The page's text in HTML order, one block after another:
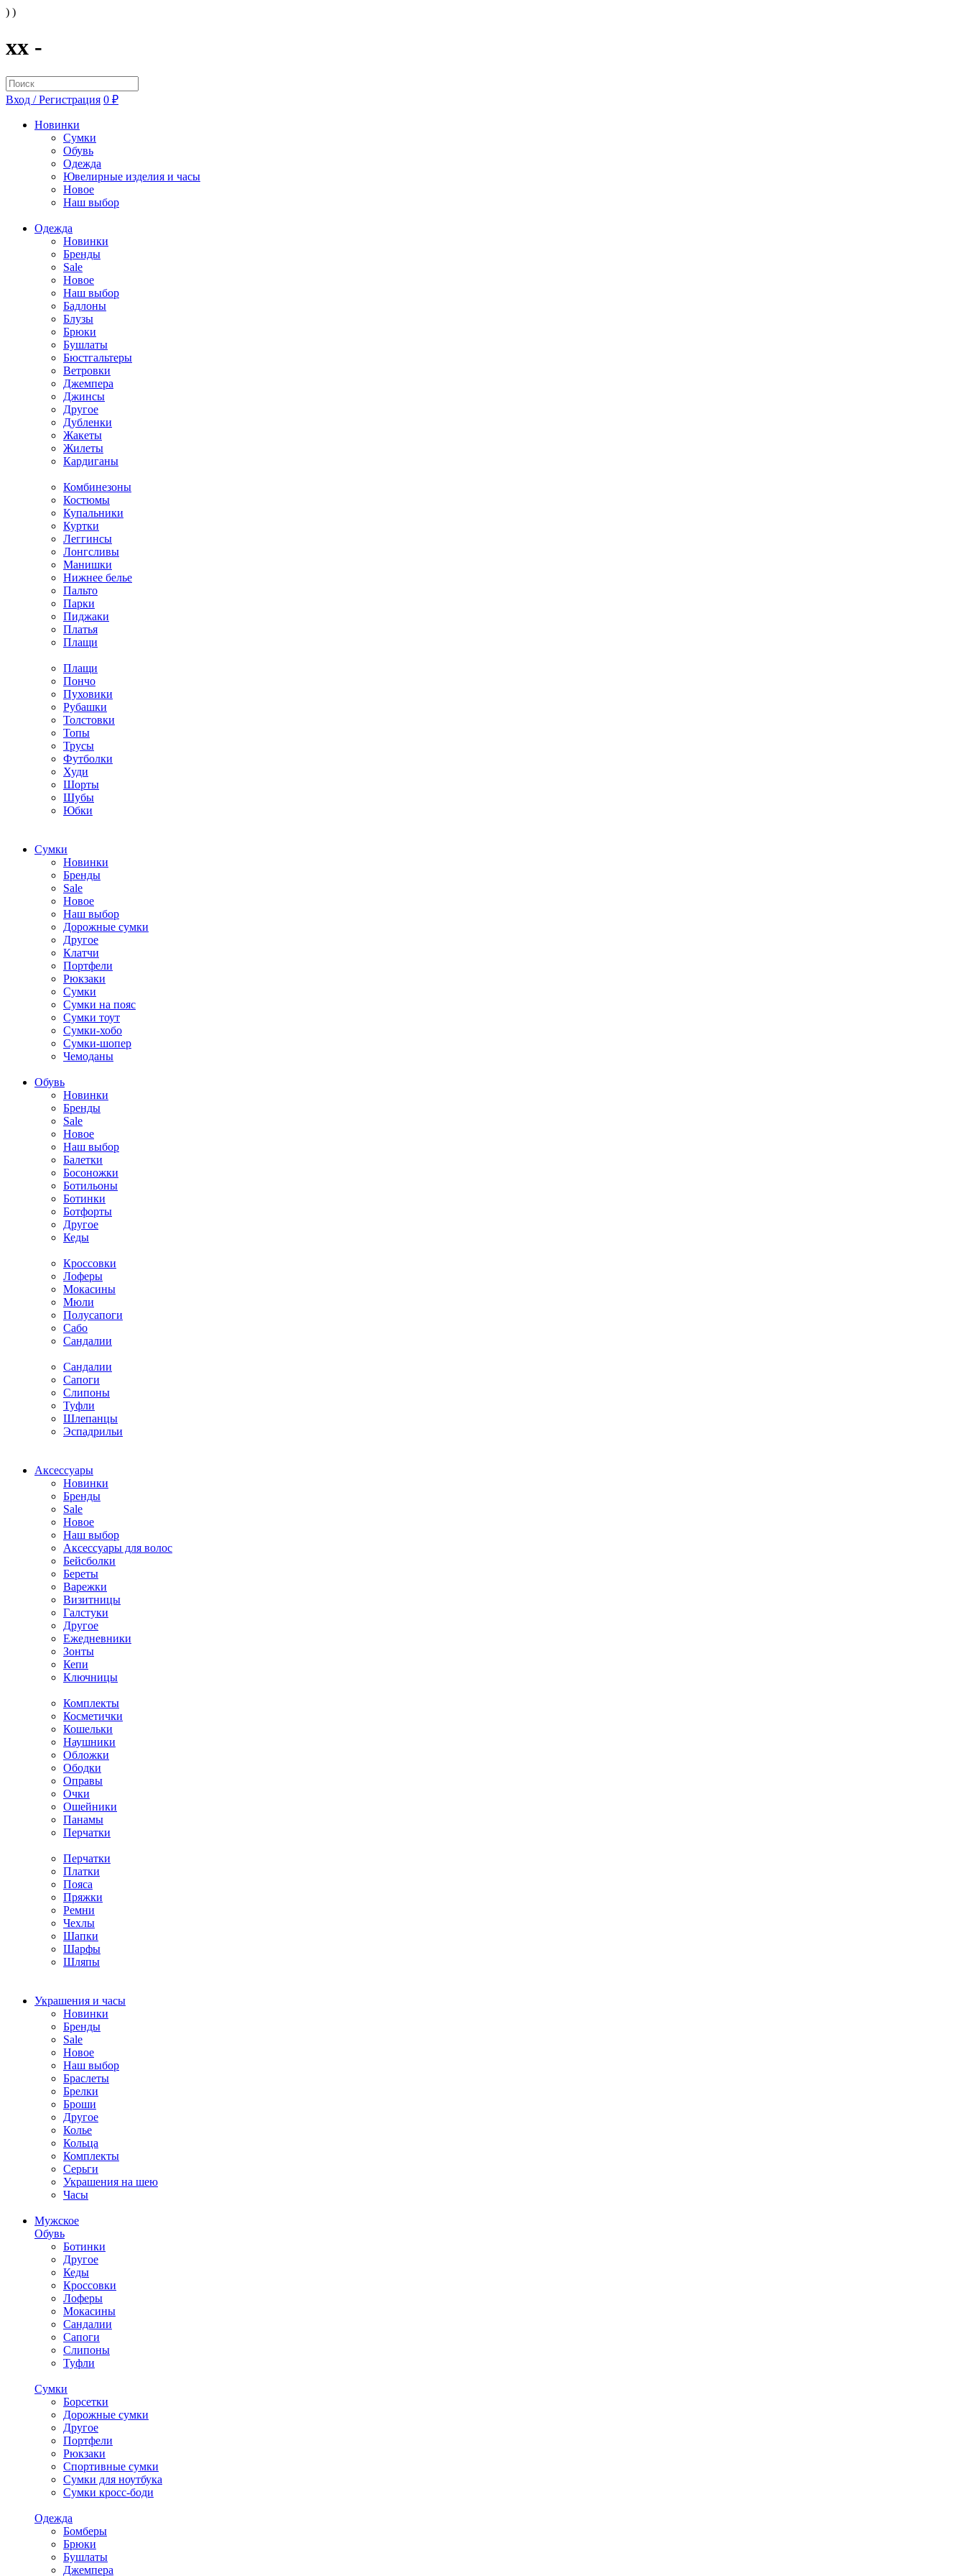
) )
xx -
Вход / Регистрация 0 ₽
Новинки
Сумки
Обувь
Одежда
Ювелирные изделия и часы
Новое
Наш выбор
Одежда
Новинки
Бренды
Sale
Новое
Наш выбор
Бадлоны
Блузы
Брюки
Бушлаты
Бюстгальтеры
Ветровки
Джемпера
Джинсы
Другое
Дубленки
Жакеты
Жилеты
Кардиганы
Комбинезоны
Костюмы
Купальники
Куртки
Леггинсы
Лонгсливы
Манишки
Нижнее белье
Пальто
Парки
Пиджаки
Платья
Плащи
Плащи
Пончо
Пуховики
Рубашки
Толстовки
Топы
Трусы
Футболки
Худи
Шорты
Шубы
Юбки
Cумки
Новинки
Бренды
Sale
Новое
Наш выбор
Дорожные сумки
Другое
Клатчи
Портфели
Рюкзаки
Сумки
Сумки на пояс
Сумки тоут
Сумки-хобо
Сумки-шопер
Чемоданы
Обувь
Новинки
Бренды
Sale
Новое
Наш выбор
Балетки
Босоножки
Ботильоны
Ботинки
Ботфорты
Другое
Кеды
Кроссовки
Лоферы
Мокасины
Мюли
Полусапоги
Сабо
Сандалии
Сандалии
Сапоги
Слипоны
Туфли
Шлепанцы
Эспадрильи
Аксессуары
Новинки
Бренды
Sale
Новое
Наш выбор
Аксессуары для волос
Бейсболки
Береты
Варежки
Визитницы
Галстуки
Другое
Ежедневники
Зонты
Кепи
Ключницы
Комплекты
Косметички
Кошельки
Наушники
Обложки
Ободки
Оправы
Очки
Ошейники
Панамы
Перчатки
Перчатки
Платки
Пояса
Пряжки
Ремни
Чехлы
Шапки
Шарфы
Шляпы
Украшения и часы
Новинки
Бренды
Sale
Новое
Наш выбор
Браслеты
Брелки
Броши
Другое
Колье
Кольца
Комплекты
Серьги
Украшения на шею
Часы
Мужское
Обувь
Ботинки
Другое
Кеды
Кроссовки
Лоферы
Мокасины
Сандалии
Сапоги
Слипоны
Туфли
Сумки
Борсетки
Дорожные сумки
Другое
Портфели
Рюкзаки
Спортивные сумки
Сумки для ноутбука
Сумки кросс-боди
Одежда
Бомберы
Брюки
Бушлаты
Джемпера